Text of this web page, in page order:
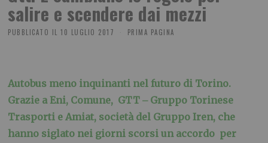
salire e scendere dai mezzi
PUBBLICATO IL 10 LUGLIO 2017 PRIMA PAGINA
Autobus meno inquinanti nel futuro di Torino.
Grazie a Eni, Comune, GTT – Gruppo Torinese
Trasporti e Amiat, società del Gruppo Iren, che
hanno siglato nei giorni scorsi un accordo per